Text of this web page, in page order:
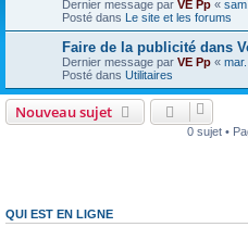
Dernier message par VE Pp «
Posté dans Le site et les forums
Faire de la publicité dans
Dernier message par VE Pp «
Posté dans Utilitaires
Nouveau sujet
0 sujet •
QUI EST EN LIGNE